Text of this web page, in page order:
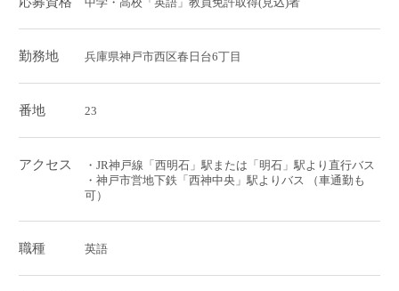
勤務地 兵庫県神戸市西区春日台6丁目
番地 23
アクセス
・JR神戸線「西明石」駅または「明石」駅より直行バス
・神戸市営地下鉄「西神中央」駅よりバス （車通勤も
可）
職種 英語